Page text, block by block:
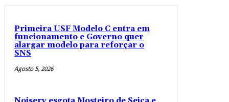
Primeira USF Modelo C entra em
funcionamento e Governo quer
alargar modelo para reforçar o
SNS
Agosto 5, 2026